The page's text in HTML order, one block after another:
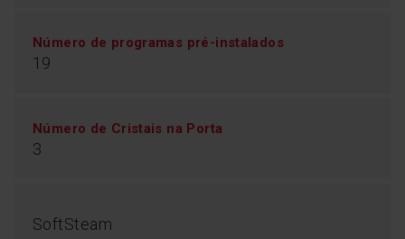
Número de programas pré-instalados
19
Número de Cristais na Porta
3
SoftSteam